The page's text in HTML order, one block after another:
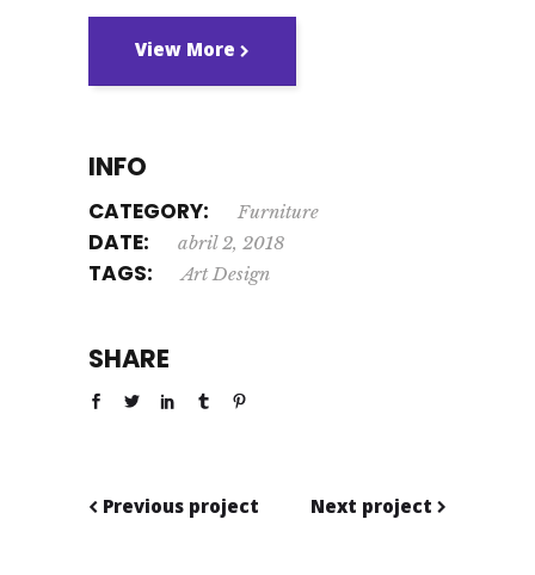
View More
INFO
CATEGORY: Furniture
DATE: abril 2, 2018
TAGS: Art Design
SHARE
Previous project Next project